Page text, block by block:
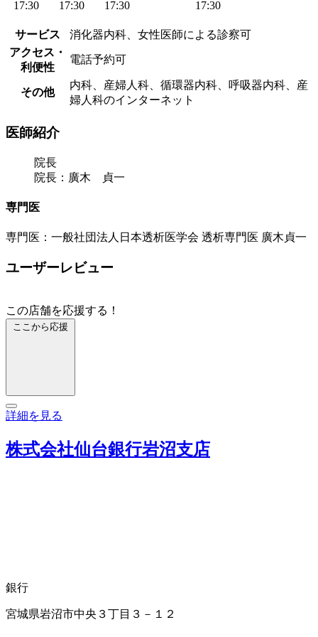
17:30 17:30 17:30 17:30
サービス
消化器内科、女性医師による診察可
アクセス・
利便性
電話予約可
その他
内科、産婦人科、循環器内科、呼吸器内科、産
婦人科のインターネット
医師紹介
院長
院長：廣木 貞一
専門医
専門医：一般社団法人日本透析医学会 透析専門医 廣木貞一
ユーザーレビュー
この店舗を応援する！
ここから応援
詳細を見る
株式会社仙台銀行岩沼支店
銀行
宮城県岩沼市中央３丁目３－１２